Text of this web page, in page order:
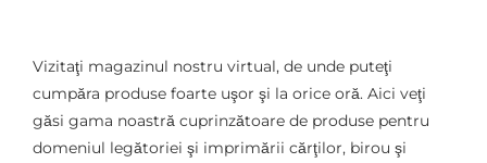
Vizitaţi magazinul nostru virtual, de unde puteţi
cumpăra produse foarte uşor şi la orice oră. Aici veţi
găsi gama noastră cuprinzătoare de produse pentru
domeniul legătoriei şi imprimării cărţilor, birou şi